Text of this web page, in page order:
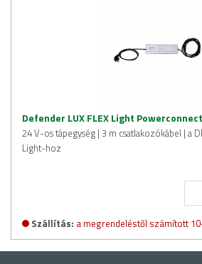
Defender LUX FLEX Light
24 V-os tápegység | 3 m csatlakozókábel | a
Light-hoz
Szállítás: a megrendeléstől számított